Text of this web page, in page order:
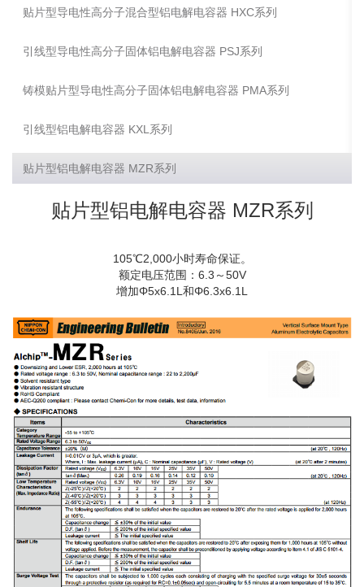
贴片型导电性高分子混合型铝电解电容器 HXC系列
引线型导电性高分子固体铝电解电容器 PSJ系列
铸模贴片型导电性高分子固体铝电解电容器 PMA系列
引线型铝电解电容器 KXL系列
贴片型铝电解电容器 MZR系列
贴片型铝电解电容器 MZR系列
105℃2,000小时寿命保证。
额定电压范围：6.3～50V
增加Φ5x6.1L和Φ6.3x6.1L